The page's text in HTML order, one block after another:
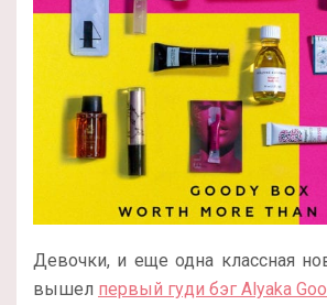
Девочки, и еще одна классная
вышел первый гуди бэг Alyaka